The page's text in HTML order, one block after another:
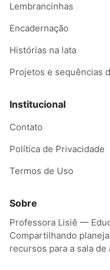
Lembrancinhas
Encadernação
Histórias na lata
Projetos e sequências
Institucional
Contato
Política de Privacidade
Termos de Uso
Sobre
Professora Lisiê —
Compartilhando
recursos para a sala de